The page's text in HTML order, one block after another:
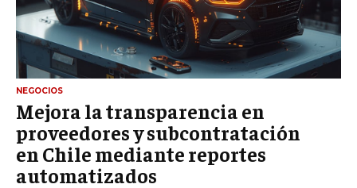
NEGOCIOS
Mejora la transparencia en
proveedores y subcontratación
en Chile mediante reportes
automatizados